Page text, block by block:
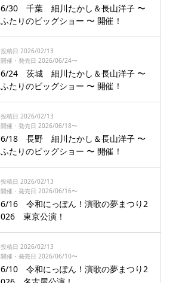
6/30 千葉 細川たかし＆長山洋子 〜
ふたりのビッグショー 〜 開催！
投稿日 2026/02/13
開催・発売日 2026/06/24〜
6/24 茨城 細川たかし＆長山洋子 〜
ふたりのビッグショー 〜 開催！
投稿日 2026/02/13
開催・発売日 2026/06/18〜
6/18 長野 細川たかし＆長山洋子 〜
ふたりのビッグショー 〜 開催！
投稿日 2026/02/13
開催・発売日 2026/06/16〜
6/16 令和にっぽん！演歌の夢まつり2
026 東京公演！
投稿日 2026/02/13
開催・発売日 2026/06/10〜
6/10 令和にっぽん！演歌の夢まつり2